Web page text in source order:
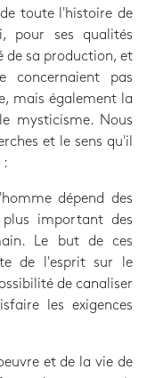
toute l'histoire de
pour ses qualités
de sa production, et
concernaient pas
mais également la
mysticisme. Nous
et le sens qu'il
:
dépend des
important des
Le but de ces
de l'esprit sur le
de canaliser
les exigences
et de la vie de